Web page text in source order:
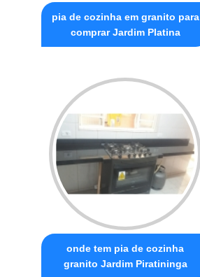
pia de cozinha em granito para
comprar Jardim Platina
onde tem pia de cozinha
granito Jardim Piratininga